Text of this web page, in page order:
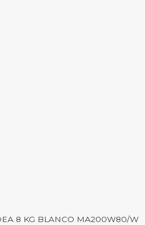
8 KG BLANCO MA200W80/W